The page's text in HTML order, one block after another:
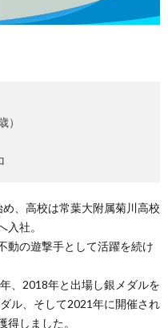
）
、高校は常葉大附属菊川高校
社。
動の遊撃手として活躍を続け
、2018年と出場し銀メダルを
ル、そして2021年に開催され
しました。